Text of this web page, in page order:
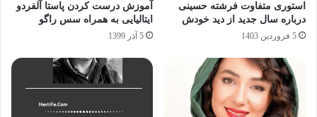
استوری متفاوت فرشته حسینی
درباره سال جدید از دید خودش
5 فروردین 1403
آموزش درست کردن پاستا آلفردو
ایتالیایی به همراه سس راگو
5 آذر 1399